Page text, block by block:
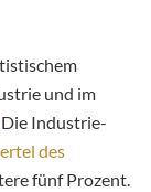
und im
. Die Industrie-
des
fünf Prozent.